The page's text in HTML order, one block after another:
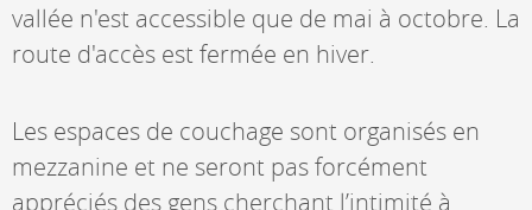
vallée n'est accessible que de mai à octobre. La
route d'accès est fermée en hiver.
Les espaces de couchage sont organisés en
mezzanine et ne seront pas forcément
appréciés des gens cherchant l’intimité à